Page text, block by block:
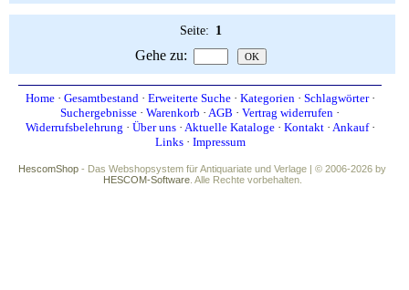
Seite: 1
Gehe zu:
Home· Gesamtbestand· Erweiterte Suche· Kategorien· Schlagwörter·
Suchergebnisse · Warenkorb · AGB · Vertrag widerrufen ·
Widerrufsbelehrung · Über uns· Aktuelle Kataloge· Kontakt· Ankauf·
Links· Impressum
HescomShop - Das Webshopsystem für Antiquariate und Verlage | © 2006-2026 by
HESCOM-Software. Alle Rechte vorbehalten.